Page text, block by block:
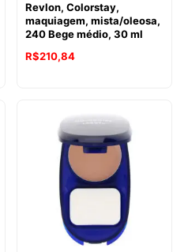
Revlon, Colorstay,
maquiagem, mista/oleosa,
240 Bege médio, 30 ml
R$210,84